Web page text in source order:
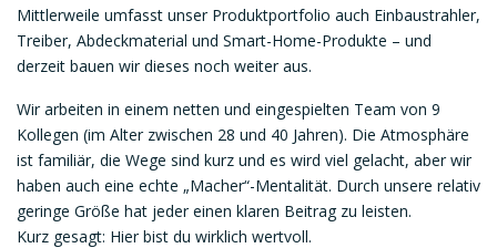
Mittlerweile umfasst unser Produktportfolio auch Einbaustrahler,
Treiber, Abdeckmaterial und Smart-Home-Produkte – und
derzeit bauen wir dieses noch weiter aus.
Wir arbeiten in einem netten und eingespielten Team von 9
Kollegen (im Alter zwischen 28 und 40 Jahren). Die Atmosphäre
ist familiär, die Wege sind kurz und es wird viel gelacht, aber wir
haben auch eine echte „Macher“-Mentalität. Durch unsere relativ
geringe Größe hat jeder einen klaren Beitrag zu leisten.
Kurz gesagt: Hier bist du wirklich wertvoll.